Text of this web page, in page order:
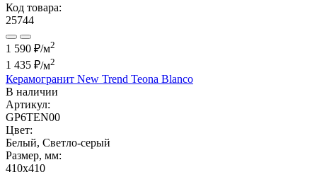
Код товара:
25744
1 590 ₽/м2
1 435 ₽/м2
Керамогранит New Trend Teona Blanco
В наличии
Артикул:
GP6TEN00
Цвет:
Белый, Светло-серый
Размер, мм:
410x410